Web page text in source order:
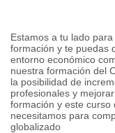
Estamos a tu lado
formación y te puedas
entorno económico
nuestra formación del
la posibilidad de
profesionales y
formación y este
necesitamos para
globalizado